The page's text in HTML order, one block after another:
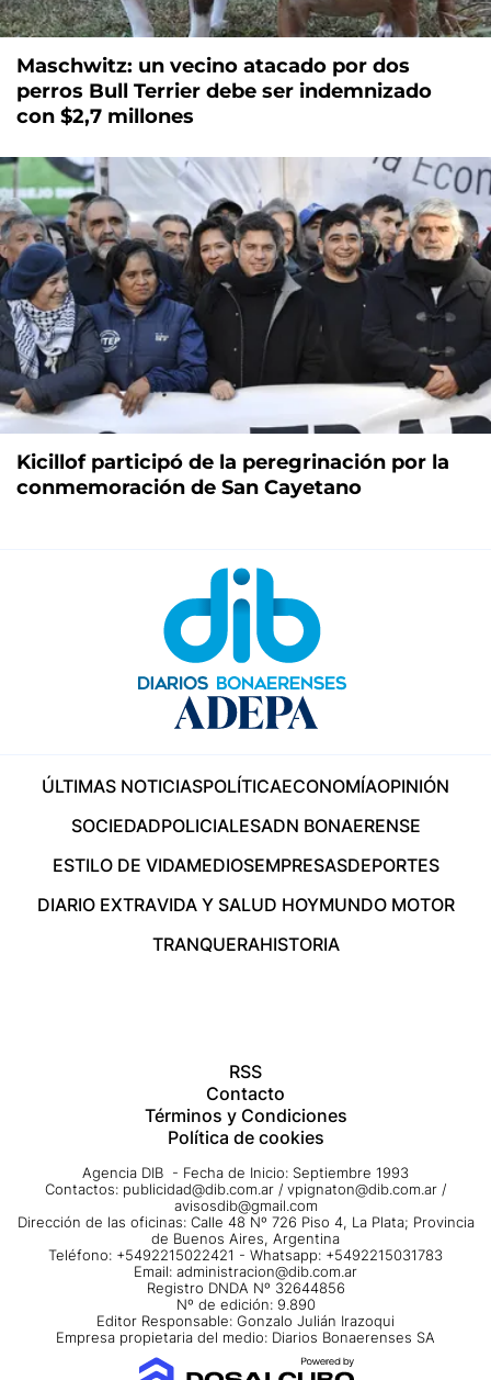
Maschwitz: un vecino atacado por dos
perros Bull Terrier debe ser indemnizado
con $2,7 millones
Kicillof participó de la peregrinación por la
conmemoración de San Cayetano
ÚLTIMAS NOTICIASPOLÍTICAECONOMÍAOPINIÓN
SOCIEDADPOLICIALESADN BONAERENSE
ESTILO DE VIDAMEDIOSEMPRESASDEPORTES
DIARIO EXTRAVIDA Y SALUD HOYMUNDO MOTOR
TRANQUERAHISTORIA
RSS
Contacto
Términos y Condiciones
Política de cookies
Agencia DIB - Fecha de Inicio: Septiembre 1993
Contactos: publicidad@dib.com.ar / vpignaton@dib.com.ar /
avisosdib@gmail.com
Dirección de las oficinas: Calle 48 Nº 726 Piso 4, La Plata; Provincia
de Buenos Aires, Argentina
Teléfono: +5492215022421 - Whatsapp: +5492215031783
Email: administracion@dib.com.ar
Registro DNDA Nº 32644856
Nº de edición: 9.890
Editor Responsable: Gonzalo Julián Irazoqui
Empresa propietaria del medio: Diarios Bonaerenses SA